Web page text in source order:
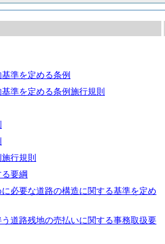
準を定める条例
準を定める条例施行規則
行規則
要綱
必要な道路の構造に関する基準を定め
道路残地の売払いに関する事務取扱要